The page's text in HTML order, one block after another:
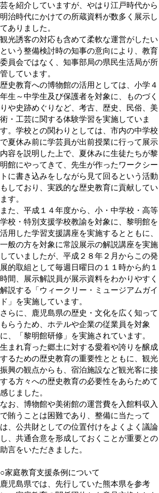
芸を紹介していますが、やはり江戸時代から
明治時代にかけての所蔵資料が数多く展示し
てありました。
観光誘客の対応も含めて柔軟な運営がしたい
という整備検討時の知事の意向により、教育
委員会ではなく、知事部局の県民生活局が所
管しています。
歴史教育への博物館の活用としては、小学４
年生～中学生及び保護者を対象に、ものづく
りや史跡めぐりなど、考古、歴史、民俗、美
術・工芸に関する体験学習を実施していま
す。学校との関わりとしては、市内の中学校
で夏休み前に学芸員が出前授業に行って展示
内容を説明した上で、夏休みに生徒たちが黎
明館にやってきて、先生が作ったワークシー
トに書き込みをしながら見て回るという活動
もしており、実践的な歴史教育に貢献してい
ます。
また、平成１４年度から、小・中学校・高等
学校・特別支援学校教諭を対象に、黎明館を
活用した学習支援講座を実施するとともに、
一般の方を対象に常設展示の解説講座を実施
していましたが、平成２８年２月からこの発
展的取組として毎週日曜日の１１時から約１
時間、展示解説員が展示資料をわかりやすく
解説する「ウィークリー・ミュージアムガイ
ド」を実施しています。
さらに、鹿児島県の歴史・文化を広く知って
もらうため、ホテルや企業の従業員を対象
に、「黎明館研修」を実施されています。
生まれ育った郷土に対する愛着や誇りを醸成
するための歴史教育の重要性とともに、観光
振興の観点からも、宿泊施設など観光客に接
する方々への歴史教育の必要性をあらためて
感じました。
なお、博物館や美術館の運営費を入館料収入
で賄うことは困難であり、整備に当たって
は、公共財としての位置付けをよくよく議論
し、共通合意を形成しておくことが重要との
助言をいただきました。
○家庭教育支援条例について
鹿児島県では、先行していた熊本県を参考